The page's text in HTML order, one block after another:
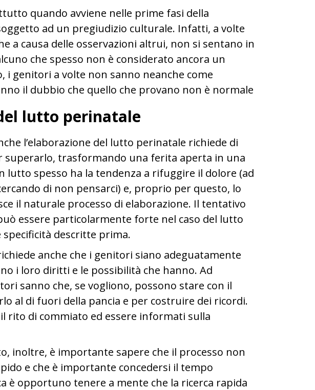
quando avviene nelle prime fasi della
ad un pregiudizio culturale. Infatti, a volte
a causa delle osservazioni altrui, non si sentano in
che spesso non è considerato ancora un
i genitori a volte non sanno neanche come
il dubbio che quello che provano non è normale
lutto perinatale
l’elaborazione del lutto perinatale richiede di
superarlo, trasformando una ferita aperta in una
lutto spesso ha la tendenza a rifuggire il dolore (ad
di non pensarci) e, proprio per questo, lo
il naturale processo di elaborazione. Il tentativo
essere particolarmente forte nel caso del lutto
descritte prima.
anche che i genitori siano adeguatamente
i loro diritti e le possibilità che hanno. Ad
sanno che, se vogliono, possono stare con il
al di fuori della pancia e per costruire dei ricordi.
rito di commiato ed essere informati sulla
inoltre, è importante sapere che il processo non
e che è importante concedersi il tempo
è opportuno tenere a mente che la ricerca rapida